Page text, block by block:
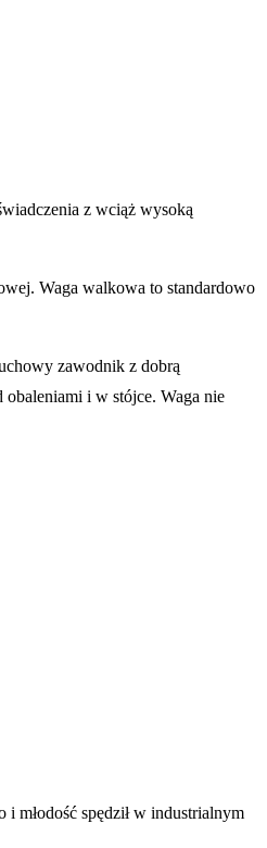
z wciąż wysoką
Waga walkowa to standardowo
zawodnik z dobrą
i w stójce. Waga nie
młodość spędził w industrialnym